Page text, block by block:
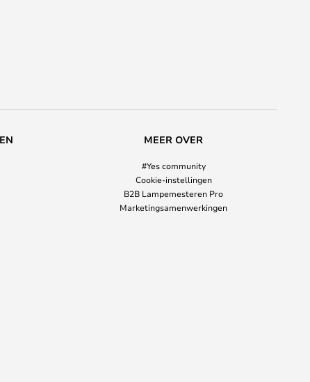
MEER OVER
#Yes community
Cookie-instellingen
B2B Lampemesteren Pro
Marketingsamenwerkingen